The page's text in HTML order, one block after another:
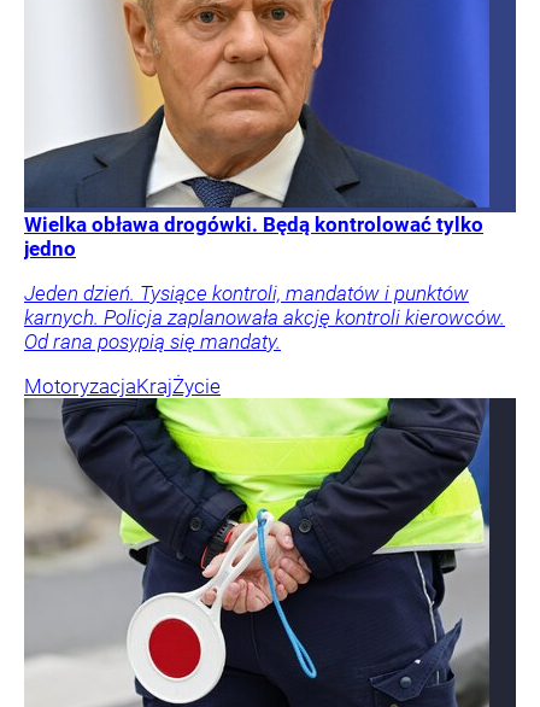
Wielka obława drogówki. Będą kontrolować tylko
jedno
Jeden dzień. Tysiące kontroli, mandatów i punktów
karnych. Policja zaplanowała akcję kontroli kierowców.
Od rana posypią się mandaty.
MotoryzacjaKrajŻycie